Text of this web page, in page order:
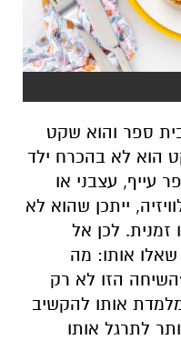
ספר והוא שקט
הוא לא בהכרח ילד
עייף, עצבני או
ייתכן שהוא לא
לכן אל
אותו: מה
הזו לא רק
אותו להקשיב
לתרגל אותו